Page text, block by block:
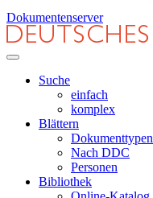
Dokumentenserver
Suche
einfach
komplex
Blättern
Dokumenttypen
Nach DDC
Personen
Bibliothek